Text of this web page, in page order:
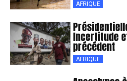
AFRIQUE
Incertitude
précédent
AFRIQUE